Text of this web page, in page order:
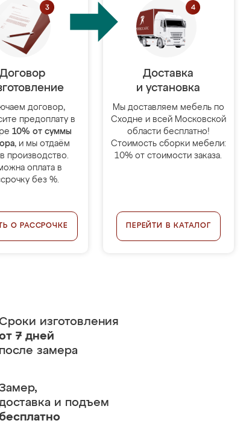
Договор
договор,
предоплату в
10% от суммы
, и мы отдаём
в производство.
оплата в
без %.
О РАССРОЧКЕ
Доставка
и установка
Мы доставляем мебель по
Сходне и всей Московской
области бесплатно!
Стоимость сборки мебели:
10% от стоимости заказа.
ПЕРЕЙТИ В КАТАЛОГ
изготовления
7 дней
после замера
Замер,
и подъем